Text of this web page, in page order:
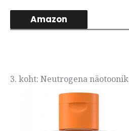
Amazon
3. koht: Neutrogena näotoonik